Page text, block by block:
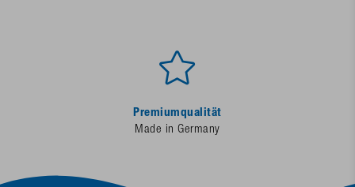
Premiumqualität
Made in Germany